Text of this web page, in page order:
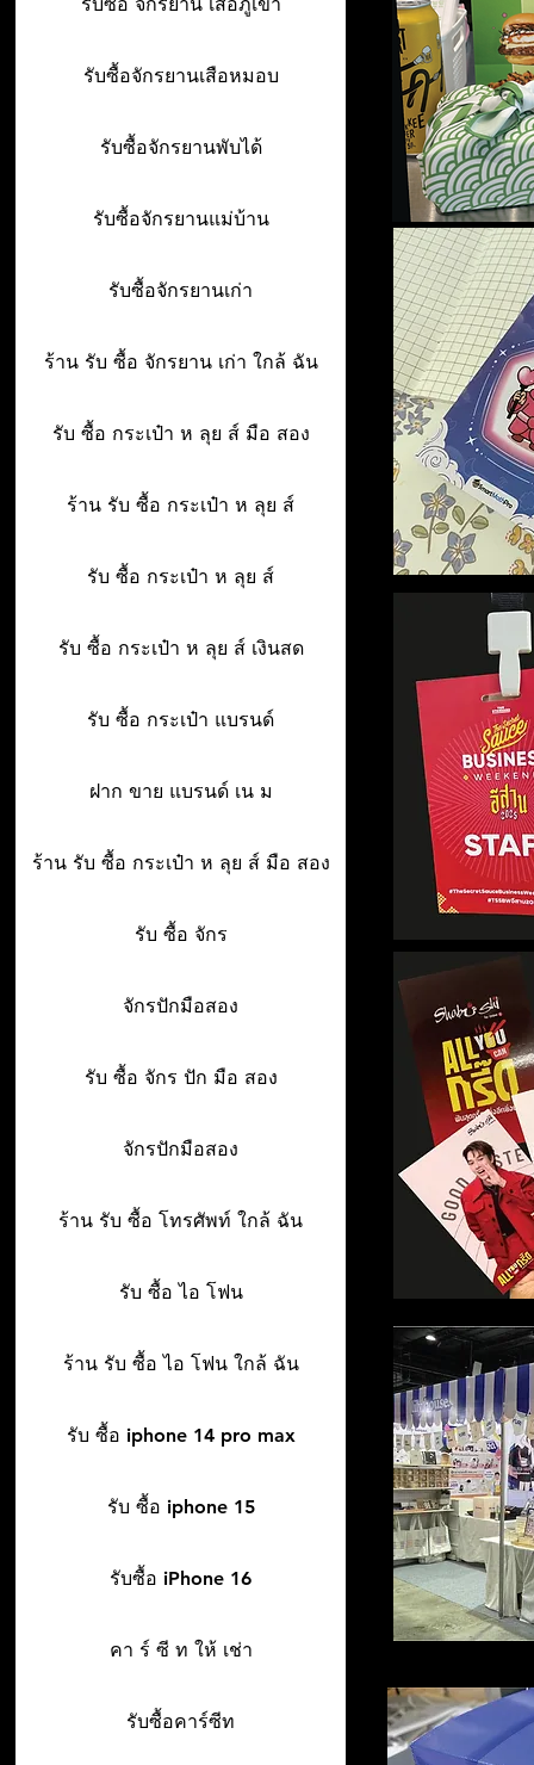
รับซื้อจักรยานเสือหมอบ
รับซื้อจักรยานพับได้
รับซื้อจักรยานแม่บ้าน
รับซื้อจักรยานเก่า
ร้าน รับ ซื้อ จักรยาน เก่า ใกล้ ฉัน
รับ ซื้อ กระเป๋า ห ลุย ส์ มือ สอง
ร้าน รับ ซื้อ กระเป๋า ห ลุย ส์
รับ ซื้อ กระเป๋า ห ลุย ส์
รับ ซื้อ กระเป๋า ห ลุย ส์ เงินสด
รับ ซื้อ กระเป๋า แบรนด์
ฝาก ขาย แบรนด์ เน ม
ร้าน รับ ซื้อ กระเป๋า ห ลุย ส์ มือ สอง
รับ ซื้อ จักร
จักรปักมือสอง
รับ ซื้อ จักร ปัก มือ สอง
จักรปักมือสอง
ร้าน รับ ซื้อ โทรศัพท์ ใกล้ ฉัน
รับ ซื้อ ไอ โฟน
ร้าน รับ ซื้อ ไอ โฟน ใกล้ ฉัน
รับ ซื้อ iphone 14 pro max
รับ ซื้อ iphone 15
รับซื้อ iPhone 16
คา ร์ ซี ท ให้ เช่า
รับซื้อคาร์ซีท